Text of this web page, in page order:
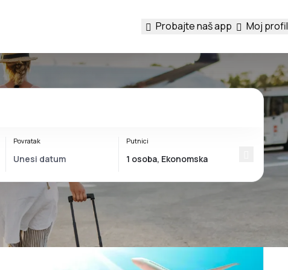
Probajte naš app Moj profil
Povratak Putnici